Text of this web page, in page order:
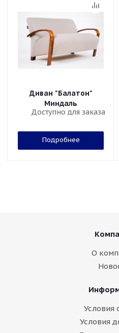
Диван "Балатон"
Миндаль
Доступно для заказа
Подробнее
О
Условия
Условия